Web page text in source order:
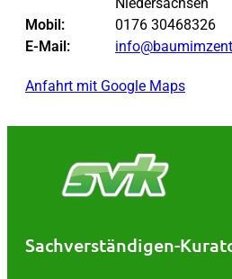
Niedersachsen
Mobil:
0176 30468326
E-Mail:
Anfahrt mit Google Maps
Sachverständigen-